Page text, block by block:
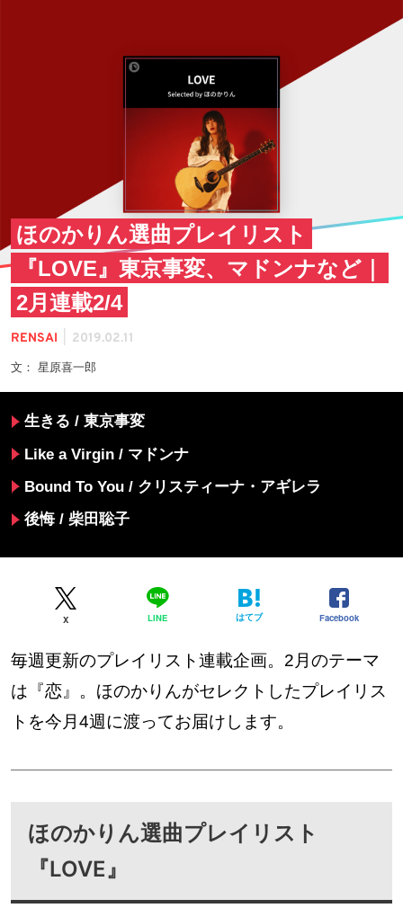
ほのかりん選曲プレイリスト
『LOVE』東京事変、マドンナなど｜
2月連載2/4
RENSAI 2019.02.11
文： 星原喜一郎
生きる / 東京事変
Like a Virgin / マドンナ
Bound To You / クリスティーナ・アギレラ
後悔 / 柴田聡子
X LINE はてブ Facebook
毎週更新のプレイリスト連載企画。2月のテーマ
は『恋』。ほのかりんがセレクトしたプレイリス
トを今月4週に渡ってお届けします。
ほのかりん選曲プレイリスト
『LOVE』